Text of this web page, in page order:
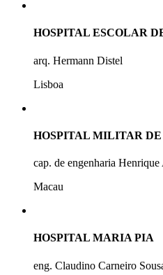
HOSPITAL ESCOLAR
arq. Hermann Distel
Lisboa
HOSPITAL MILITAR
cap. de engenharia
Macau
HOSPITAL MARIA PIA
eng. Claudino Carneiro